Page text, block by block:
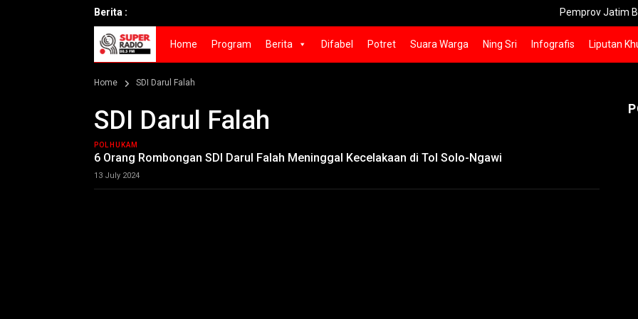
Berita : Pemprov Jatim
Home Program Berita Difabel Potret Suara Warga Ning Sri Infografis Liputan
Home SDI Darul Falah
SDI Darul Falah
POLHUKAM
6 Orang Rombongan SDI Darul Falah Meninggal Kecelakaan di Tol Solo-Ngawi
13 July 2024